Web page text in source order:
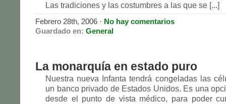
Las tradiciones y las costumbres a las que se [...]
Febrero 28th, 2006 · No hay comentarios
Guardado en: General
La monarquía en estado puro
Nuestra nueva Infanta tendrá congeladas las
un banco privado de Estados Unidos. Es una
desde el punto de vista médico, para poder